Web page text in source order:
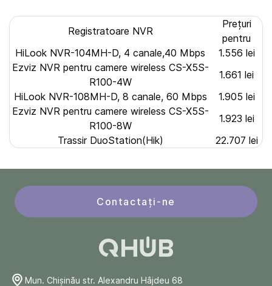
Registratoare NVR
Prețuri
pentru
HiLook NVR-104MH-D, 4 canale,40 Mbps
1.556 lei
Ezviz NVR pentru camere wireless CS-X5S-
R100-4W
1.661 lei
HiLook NVR-108MH-D, 8 canale, 60 Mbps
1.905 lei
Ezviz NVR pentru camere wireless CS-X5S-
R100-8W
1.923 lei
Trassir DuoStation(Hik)
22.707 lei
Contactați-ne
Mun. Chişinău str. Alexandru Hâjdeu 68